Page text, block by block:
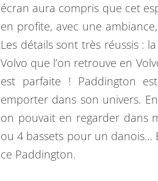
écran aura compris que cet
en profite, avec une
Les détails sont très réussis :
Volvo que l’on retrouve en
est parfaite ! Paddington
emporter dans son univers.
on pouvait en regarder dans
ou 4 bassets pour un danois…
ce Paddington.